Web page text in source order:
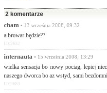
2 komentarze
cham • 13 września 2008, 09:32
a browar będzie??
ID:2632
internauta • 15 września 2008, 13:29
wielka sensacja bo nowy pociag, lepiej
naszego dworca bo az wstyd, sami
ID:2684